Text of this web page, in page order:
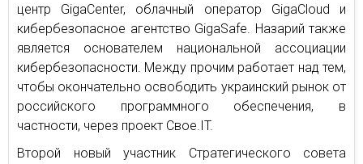
центр GigaCenter, облачный оператор GigaCloud и
кибербезопасное агентство GigaSafe. Назарий также
является основателем национальной ассоциации
кибербезопасности. Между прочим работает над тем,
чтобы окончательно освободить украинский рынок от
российского программного обеспечения, в
частности, через проект Свое.IT.
Второй новый участник Стратегического совета